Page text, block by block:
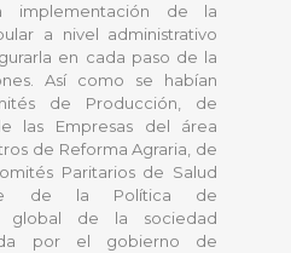
implementación de la
a nivel administrativo
en cada paso de la
Así como se habían
de Producción, de
las Empresas del área
de Reforma Agraria, de
Paritarios de Salud
de la Política de
global de la sociedad
por el gobierno de